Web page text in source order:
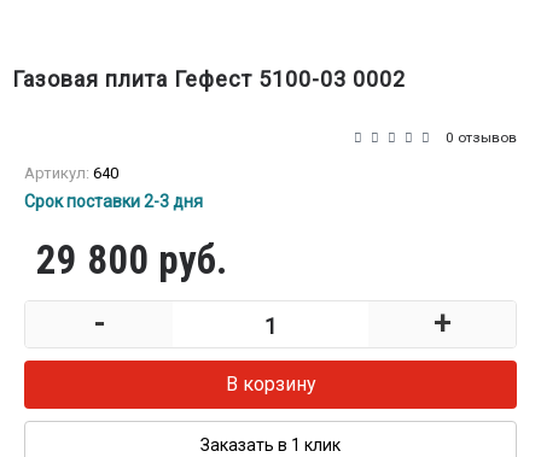
Газовая плита Гефест 5100-03 0002
0 отзывов
Артикул: 640
Срок поставки 2-3 дня
29 800 руб.
- +
В корзину
Заказать в 1 клик